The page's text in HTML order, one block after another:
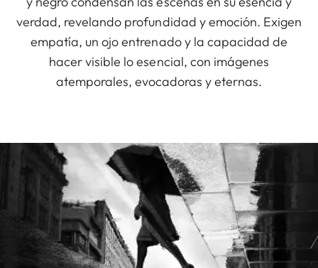
verdad, revelando profundidad y emoción. Exigen
empatía, un ojo entrenado y la capacidad de
hacer visible lo esencial, con imágenes
atemporales, evocadoras y eternas.